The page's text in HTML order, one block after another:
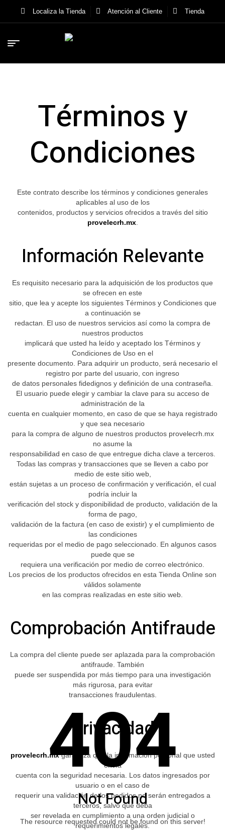
Localiza la Tienda Atención al Cliente Tienda
Términos y
Condiciones
Este contrato describe los términos y condiciones generales
aplicables al uso de los
contenidos, productos y servicios ofrecidos a través del sitio
provelecrh.mx.
Información Relevante
Es requisito necesario para la adquisición de los productos que
se ofrecen en este
sitio, que lea y acepte los siguientes Términos y Condiciones que
a continuación se
redactan. El uso de nuestros servicios así como la compra de
nuestros productos
implicará que usted ha leído y aceptado los Términos y
Condiciones de Uso en el
presente documento. Para adquirir un producto, será necesario el
registro por parte del usuario, con ingreso
de datos personales fidedignos y definición de una contraseña.
El usuario puede elegir y cambiar la clave para su acceso de
administración de la
cuenta en cualquier momento, en caso de que se haya registrado
y que sea necesario
para la compra de alguno de nuestros productos provelecrh.mx
no asume la
responsabilidad en caso de que entregue dicha clave a terceros.
Todas las compras y transacciones que se lleven a cabo por
medio de este sitio web,
están sujetas a un proceso de confirmación y verificación, el cual
podría incluir la
verificación del stock y disponibilidad de producto, validación de la
forma de pago,
validación de la factura (en caso de existir) y el cumplimiento de
las condiciones
requeridas por el medio de pago seleccionado. En algunos casos
puede que se
requiera una verificación por medio de correo electrónico.
Los precios de los productos ofrecidos en esta Tienda Online son
válidos solamente
en las compras realizadas en este sitio web.
Comprobación Antifraude
La compra del cliente puede ser aplazada para la comprobación
antifraude. También
puede ser suspendida por más tiempo para una investigación
más rigurosa, para evitar
transacciones fraudulentas.
Privacidad
provelecrh.mxgarantiza que la información personal que usted
envía
cuenta con la seguridad necesaria. Los datos ingresados por
usuario o en el caso de
requerir una validación de los pedidos no serán entregados a
terceros, salvo que deba
ser revelada en cumplimiento a una orden judicial o
requerimientos legales.
404
Not Found
The resource requested could not be found on this server!